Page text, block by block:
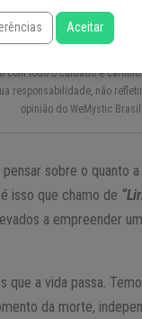
com todo o cuidado e
responsabilidade, não
opinião do WeMystic Brasil.
sobre o quanto
isso que chamo de
a empreender
que a vida passa.
da morte,
Aceitar